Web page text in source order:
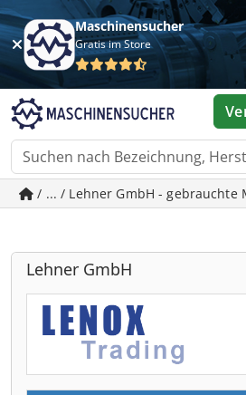
Maschinensucher
Gratis im Store
/ ... / Lehner GmbH - gebrauchte
Lehner GmbH